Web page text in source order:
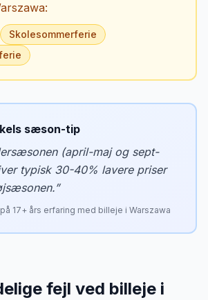
:
Skolesommerferie
sæson-tip
(april-maj og sept-
typisk 30-40% lavere priser
”
17+ års erfaring med billeje i Warszawa
fejl ved billeje i